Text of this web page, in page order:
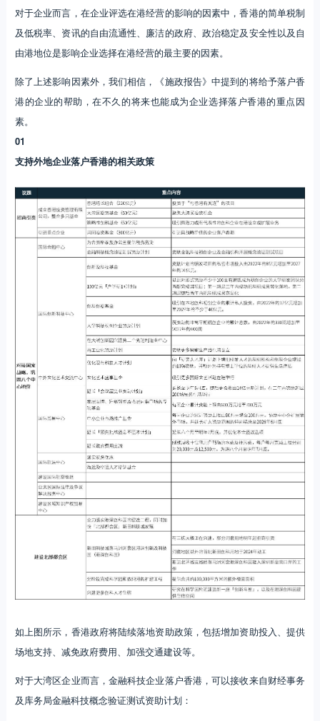
对于企业而言，在企业评选在港经营的影响的因素中，香港的简单税制
及低税率、资讯的自由流通性、廉洁的政府、政治稳定及安全性以及自
由港地位是影响企业选择在港经营的最主要的因素。
除了上述影响因素外，我们相信，《施政报告》中提到的将给予落户香
港的企业的帮助，在不久的将来也能成为企业选择落户香港的重点因
素。
01
支持外地企业落户香港的相关政策
如上图所示，香港政府将陆续落地资助政策，包括增加资助投入、提供
场地支持、减免政府费用、加强交通建设等。
对于大湾区企业而言，金融科技企业落户香港，可以接收来自财经事务
及库务局金融科技概念验证测试资助计划：